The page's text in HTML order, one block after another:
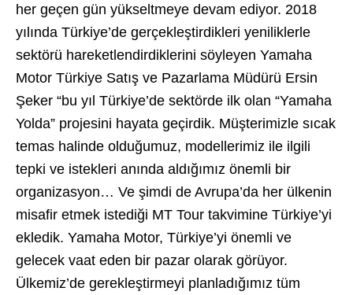
her geçen gün yükseltmeye devam ediyor. 2018
yılında Türkiye’de gerçekleştirdikleri yeniliklerle
sektörü hareketlendirdiklerini söyleyen Yamaha
Motor Türkiye Satış ve Pazarlama Müdürü Ersin
Şeker “bu yıl Türkiye’de sektörde ilk olan “Yamaha
Yolda” projesini hayata geçirdik. Müşterimizle sıcak
temas halinde olduğumuz, modellerimiz ile ilgili
tepki ve istekleri anında aldığımız önemli bir
organizasyon… Ve şimdi de Avrupa’da her ülkenin
misafir etmek istediği MT Tour takvimine Türkiye’yi
ekledik. Yamaha Motor, Türkiye’yi önemli ve
gelecek vaat eden bir pazar olarak görüyor.
Ülkemiz’de gerekleştirmeyi planladığımız tüm